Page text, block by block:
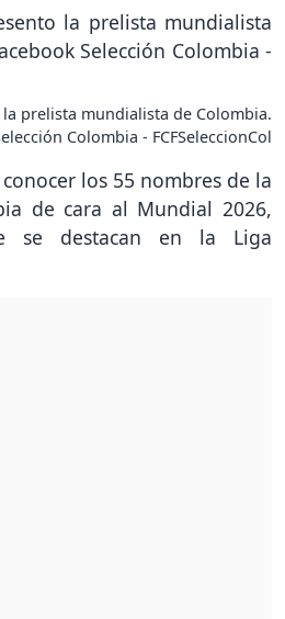
prelista mundialista de Colombia.
Colombia - FCFSeleccionCol
los 55 nombres de la
de cara al Mundial 2026,
se destacan en la Liga